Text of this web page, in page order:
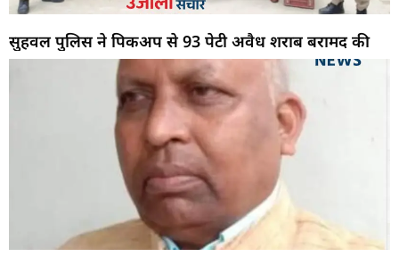
सुहवल पुलिस ने पिकअप से 93 पेटी अवैध शराब बरामद की